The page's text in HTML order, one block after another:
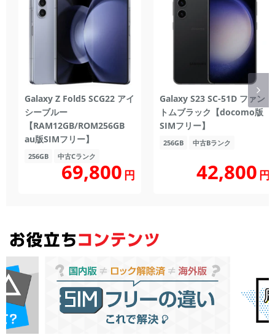
Galaxy Z Fold5 SCG22 アイ
シーブルー
【RAM12GB/ROM256GB
au版SIMフリー】
256GB 中古Cランク
69,800円
Galaxy S23 SC-51D ファン
トムブラック【docomo版
SIMフリー】
256GB 中古Bランク
42,800円